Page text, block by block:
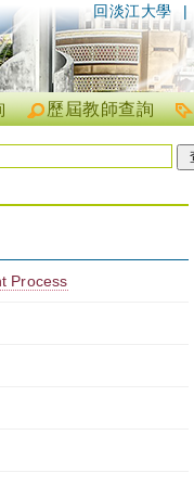
|
回淡江大學
歷屆教師查詢
Process